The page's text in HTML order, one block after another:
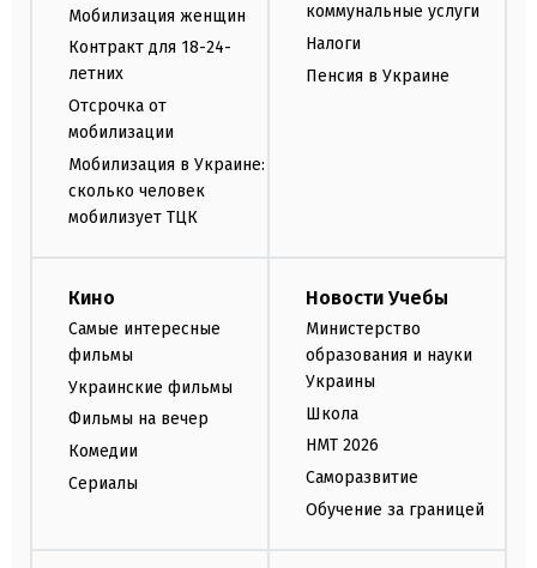
Мобилизация женщин
Контракт для 18-24-
летних
Отсрочка от
мобилизации
Мобилизация в Украине:
сколько человек
мобилизует ТЦК
коммунальные услуги
Налоги
Пенсия в Украине
Кино
Самые интересные
фильмы
Украинские фильмы
Фильмы на вечер
Комедии
Сериалы
Новости Учебы
Министерство
образования и науки
Украины
Школа
НМТ 2026
Саморазвитие
Обучение за границей